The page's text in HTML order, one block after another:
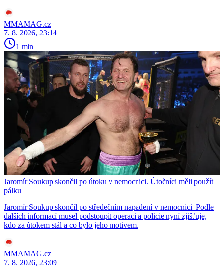
MMAMAG.cz
7. 8. 2026, 23:14
1 min
Jaromír Soukup skončil po útoku v nemocnici. Útočníci měli použít
pálku
Jaromír Soukup skončil po středečním napadení v nemocnici. Podle
dalších informací musel podstoupit operaci a policie nyní zjišťuje,
kdo za útokem stál a co bylo jeho motivem.
MMAMAG.cz
7. 8. 2026, 23:09